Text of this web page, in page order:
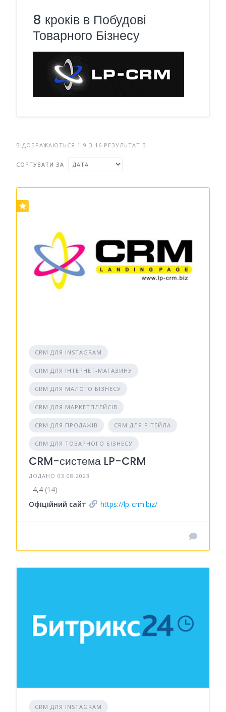
8 кроків в Побудові
Товарного Бізнесу
ВІДОБРАЖАЮТЬСЯ 1-9 З 16 РЕЗУЛЬТАТІВ
СОРТУВАТИ ЗА
CRM ДЛЯ INSTAGRAM
CRM ДЛЯ ІНТЕРНЕТ-МАГАЗИНУ
CRM ДЛЯ МАЛОГО БІЗНЕСУ
CRM ДЛЯ МАРКЕТПЛЕЙСІВ
CRM ДЛЯ ПРОДАЖІВ CRM ДЛЯ РІТЕЙЛА
CRM ДЛЯ ТОВАРНОГО БІЗНЕСУ
CRM-система LP-CRM
ДОДАНО 03.08.2023
4,4 (14)
Офіційний сайт
https://lp-crm.biz/
CRM ДЛЯ INSTAGRAM